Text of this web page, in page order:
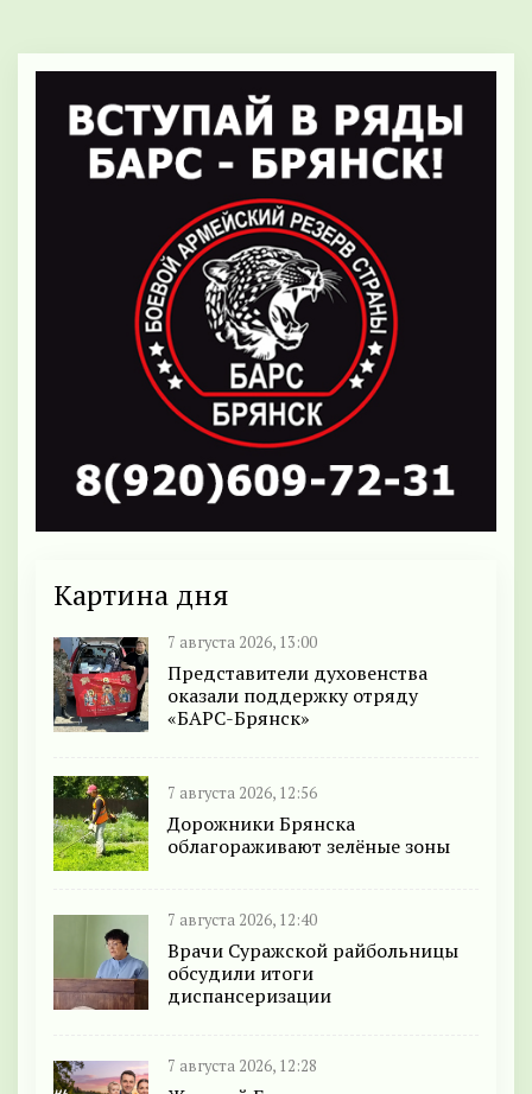
Картина дня
7 августа 2026, 13:00
Представители духовенства
оказали поддержку отряду
«БАРС-Брянск»
7 августа 2026, 12:56
Дорожники Брянска
облагораживают зелёные зоны
7 августа 2026, 12:40
Врачи Суражской райбольницы
обсудили итоги
диспансеризации
7 августа 2026, 12:28